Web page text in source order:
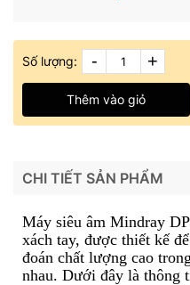
Số lượng: - +
Thêm vào giỏ
CHI TIẾT SẢN PHẨM
Máy siêu âm Mindray
xách tay, được thiết kế
đoán chất lượng cao
nhau. Dưới đây là thông